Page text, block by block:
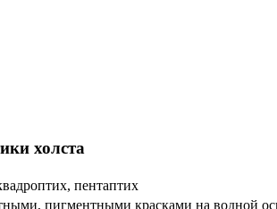
холста
пентаптих
пигментными красками на водной